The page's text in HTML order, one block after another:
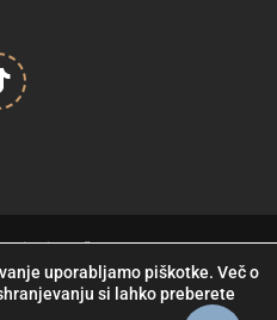
društvenega programa se
| Izdelava spletnih strani in
© 2021, Kud Coda
uporabljamo piškotke. Več o
si lahko preberete